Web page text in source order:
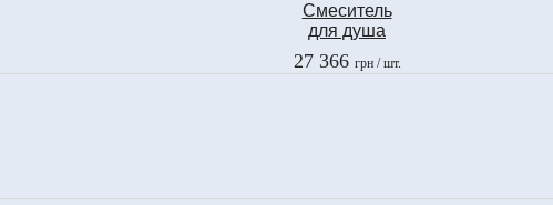
Смеситель
для душа
Fima
LAMP
27 366 грн/ шт.